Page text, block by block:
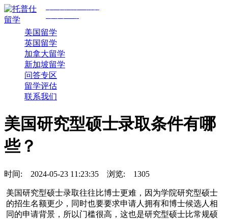
美国留学
英国留学
加拿大留学
新加坡留学
问答专区
留学评估
联系我们
美国研究型硕士录取条件有哪
些？
时间: 2024-05-23 11:23:35 浏览: 1305
美国研究型硕士录取往往比博士更难，因为学院研究型硕士
的招生名额更少，同时也要要求申请人拥有和博士候选人相
同的申请背景，所以门槛很高，这也是研究型硕士比常规硕